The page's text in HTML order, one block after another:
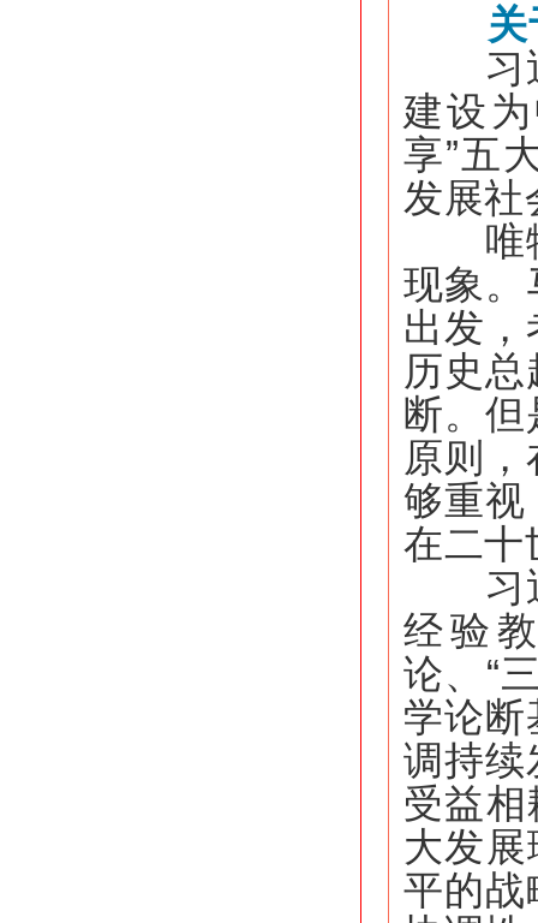
习近
建设
享”五
发展社
唯物
现象。
出发
历史
断。
原则
够重视
在二十
习近
经验
论、“
学论断
调持续
受益相
大发展
平的战